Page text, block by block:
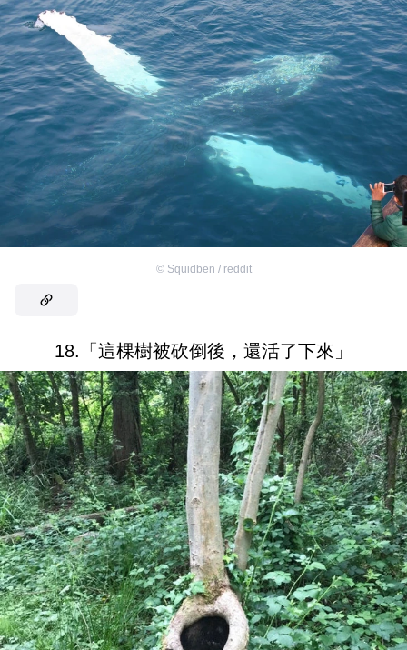
© Squidben / reddit
18.「這棵樹被砍倒後，還活了下來」